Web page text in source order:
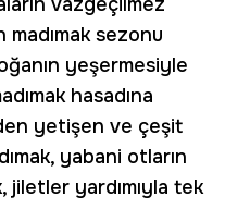
sezonu
yeşermesiyle
hasadına
yetişen ve çeşit
yabani otların
jiletler yardımıyla tek